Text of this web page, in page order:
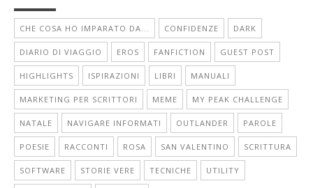
CHE COSA HO IMPARATO DA... CONFIDENZE DARK
DIARIO DI VIAGGIO EROS FANFICTION GUEST POST
HIGHLIGHTS ISPIRAZIONI LIBRI MANUALI
MARKETING PER SCRITTORI MEME MY PEAK CHALLENGE
NATALE NAVIGARE INFORMATI OUTLANDER PAROLE
POESIE RACCONTI ROSA SAN VALENTINO SCRITTURA
SOFTWARE STORIE VERE TECNICHE UTILITY